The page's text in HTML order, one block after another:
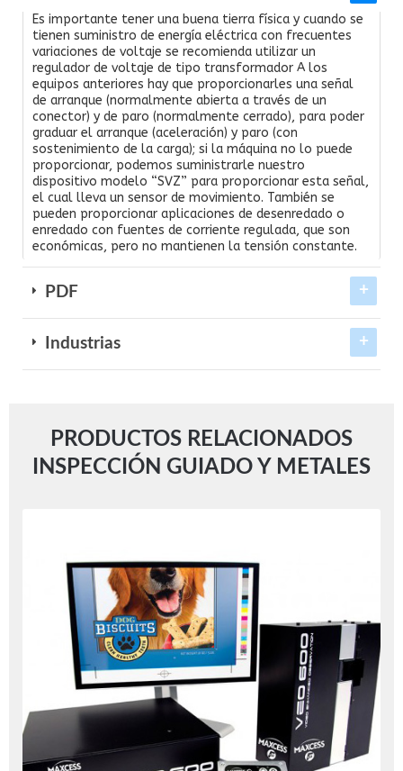
Es importante tener una buena tierra física y cuando se
tienen suministro de energía eléctrica con frecuentes
variaciones de voltaje se recomienda utilizar un
regulador de voltaje de tipo transformador A los
equipos anteriores hay que proporcionarles una señal
de arranque (normalmente abierta a través de un
conector) y de paro (normalmente cerrado), para poder
graduar el arranque (aceleración) y paro (con
sostenimiento de la carga); si la máquina no lo puede
proporcionar, podemos suministrarle nuestro
dispositivo modelo “SVZ” para proporcionar esta señal,
el cual lleva un sensor de movimiento. También se
pueden proporcionar aplicaciones de desenredado o
enredado con fuentes de corriente regulada, que son
económicas, pero no mantienen la tensión constante.
PDF
Industrias
PRODUCTOS RELACIONADOS
INSPECCIÓN GUIADO Y METALES